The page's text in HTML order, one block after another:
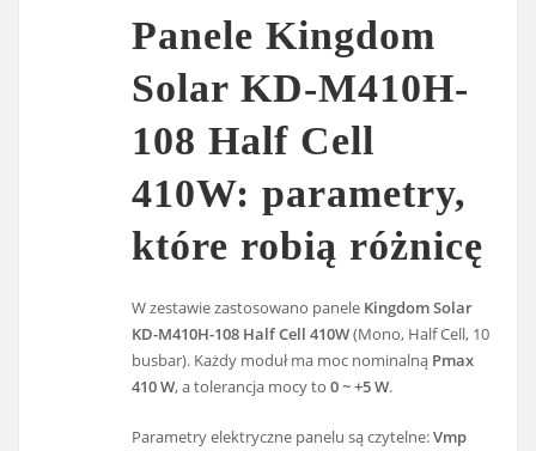
Panele Kingdom
Solar KD-M410H-
108 Half Cell
410W: parametry,
które robią różnicę
W zestawie zastosowano panele Kingdom Solar
KD-M410H-108 Half Cell 410W(Mono, Half Cell, 10
busbar). Każdy moduł ma moc nominalną Pmax
410 W, a tolerancja mocy to0 ~ +5 W.
Parametry elektryczne panelu są czytelne:Vmp